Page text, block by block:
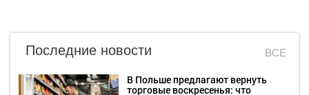
Последние новости ВСЕ
В Польше предлагают вернуть
торговые воскресенья: что